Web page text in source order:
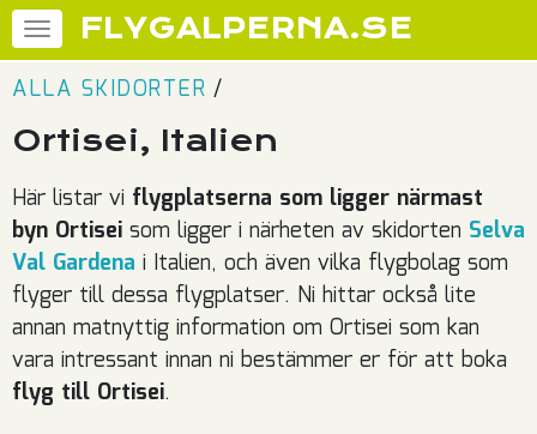
FLYGALPERNA.SE
ALLA SKIDORTER /
Ortisei, Italien
Här listar vi flygplatserna som ligger närmast
byn Ortisei som ligger i närheten av skidorten Selva
Val Gardena i Italien, och även vilka flygbolag som
flyger till dessa flygplatser. Ni hittar också lite
annan matnyttig information om Ortisei som kan
vara intressant innan ni bestämmer er för att boka
flyg till Ortisei.